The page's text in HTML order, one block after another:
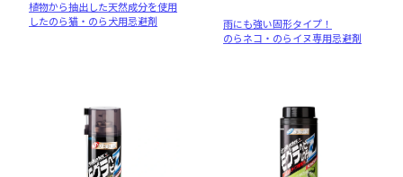
植物から抽出した天然成分を使用
したのら猫・のら犬用忌避剤
雨にも強い固形タイプ！
のらネコ・のらイヌ専用忌避剤